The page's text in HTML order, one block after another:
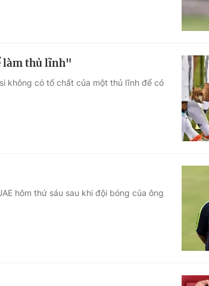
làm thủ lĩnh"
không có tố chất của một thủ lĩnh để có
hôm thứ sáu sau khi đội bóng của ông